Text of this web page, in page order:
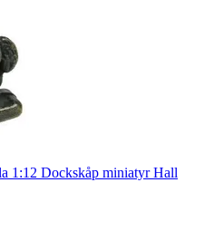
1:12 Dockskåp miniatyr Hall